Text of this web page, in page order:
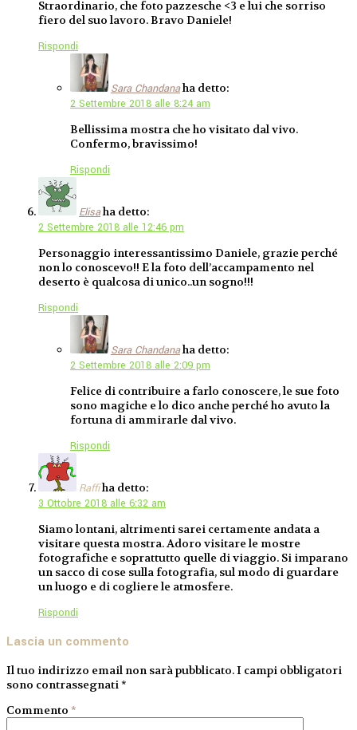
Straordinario, che foto pazzesche <3 e lui che sorriso
fiero del suo lavoro. Bravo Daniele!
Rispondi
Sara Chandanaha detto:
2 Settembre 2018 alle 8:24 am
Bellissima mostra che ho visitato dal vivo.
Confermo, bravissimo!
Rispondi
Elisaha detto:
2 Settembre 2018 alle 12:46 pm
Personaggio interessantissimo Daniele, grazie perché
non lo conoscevo!! E la foto dell’accampamento nel
deserto è qualcosa di unico..un sogno!!!
Rispondi
Sara Chandanaha detto:
2 Settembre 2018 alle 2:09 pm
Felice di contribuire a farlo conoscere, le sue foto
sono magiche e lo dico anche perché ho avuto la
fortuna di ammirarle dal vivo.
Rispondi
Raffiha detto:
3 Ottobre 2018 alle 6:32 am
Siamo lontani, altrimenti sarei certamente andata a
visitare questa mostra. Adoro visitare le mostre
fotografiche e soprattutto quelle di viaggio. Si imparano
un sacco di cose sulla fotografia, sul modo di guardare
un luogo e di cogliere le atmosfere.
Rispondi
Lascia un commento
Il tuo indirizzo email non sarà pubblicato.I campi obbligatori
sono contrassegnati*
Commento *